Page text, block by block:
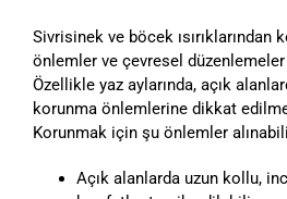
Sivrisinek ve böcek ısırıklarından
önlemler ve çevresel düzenlemeler
Özellikle yaz aylarında, açık
korunma önlemlerine dikkat
Korunmak için şu önlemler
Açık alanlarda uzun kollu,